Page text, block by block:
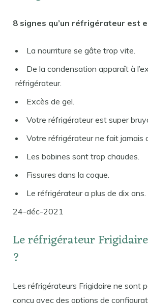
8 signes qu’un réfrigérateur est
La nourriture se gâte trop vite.
De la condensation apparaît à
réfrigérateur.
Excès de gel.
Votre réfrigérateur est super
Votre réfrigérateur ne fait jamais
Les bobines sont trop chaudes.
Fissures dans la coque.
Le réfrigérateur a plus de dix ans.
24-déc-2021
Le réfrigérateur
?
Les réfrigérateurs Frigidaire ne sont
conçu avec des options de